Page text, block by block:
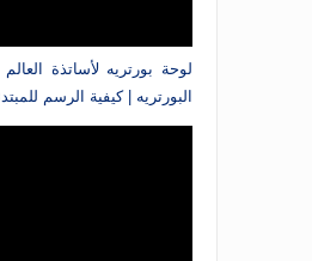
لوحة بورتريه لأساتذة
البورتريه | كيفية الرسم